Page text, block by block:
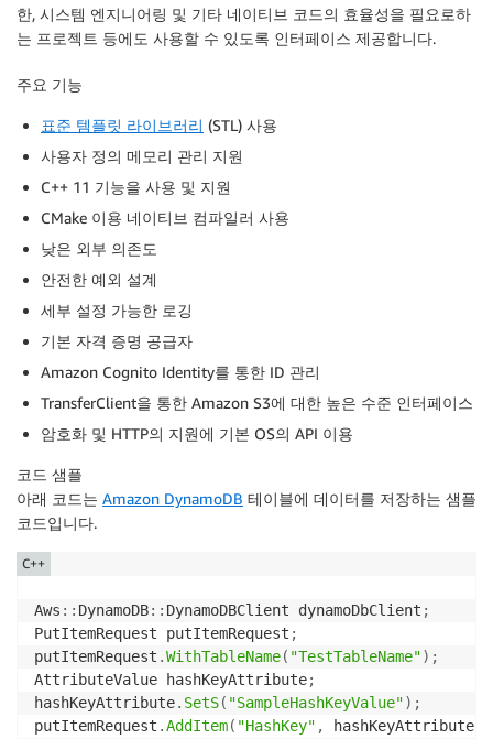
한, 시스템 엔지니어링 및 기타 네이티브 코드의 효율성을 필요로하
는 프로젝트 등에도 사용할 수 있도록 인터페이스 제공합니다.
주요 기능
표준 템플릿 라이브러리 (STL) 사용
사용자 정의 메모리 관리 지원
C++ 11 기능을 사용 및 지원
CMake 이용 네이티브 컴파일러 사용
낮은 외부 의존도
안전한 예외 설계
세부 설정 가능한 로깅
기본 자격 증명 공급자
Amazon Cognito Identity를 통한 ID 관리
TransferClient을 통한 Amazon S3에 대한 높은 수준 인터페이스
암호화 및 HTTP의 지원에 기본 OS의 API 이용
코드 샘플
아래 코드는 Amazon DynamoDB 테이블에 데이터를 저장하는 샘플
코드입니다.
Aws :: DynamoDB:: DynamoDBClient dynamoDbClient ;
PutItemRequest putItemRequest ;
putItemRequest .WithTableName( "TestTableName") ;
AttributeValue hashKeyAttribute;
hashKeyAttribute. SetS( "SampleHashKeyValue") ;
putItemRequest .AddItem( "HashKey" , hashKeyAttribute
C++